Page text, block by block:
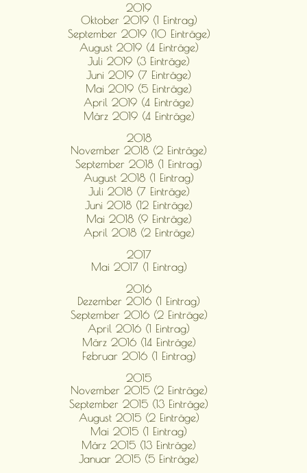
2019
Oktober 2019 (1 Eintrag)
September 2019 (10 Einträge)
August 2019 (4 Einträge)
Juli 2019 (3 Einträge)
Juni 2019 (7 Einträge)
Mai 2019 (5 Einträge)
April 2019 (4 Einträge)
März 2019 (4 Einträge)
2018
November 2018 (2 Einträge)
September 2018 (1 Eintrag)
August 2018 (1 Eintrag)
Juli 2018 (7 Einträge)
Juni 2018 (12 Einträge)
Mai 2018 (9 Einträge)
April 2018 (2 Einträge)
2017
Mai 2017 (1 Eintrag)
2016
Dezember 2016 (1 Eintrag)
September 2016 (2 Einträge)
April 2016 (1 Eintrag)
März 2016 (14 Einträge)
Februar 2016 (1 Eintrag)
2015
November 2015 (2 Einträge)
September 2015 (13 Einträge)
August 2015 (2 Einträge)
Mai 2015 (1 Eintrag)
März 2015 (13 Einträge)
Januar 2015 (5 Einträge)